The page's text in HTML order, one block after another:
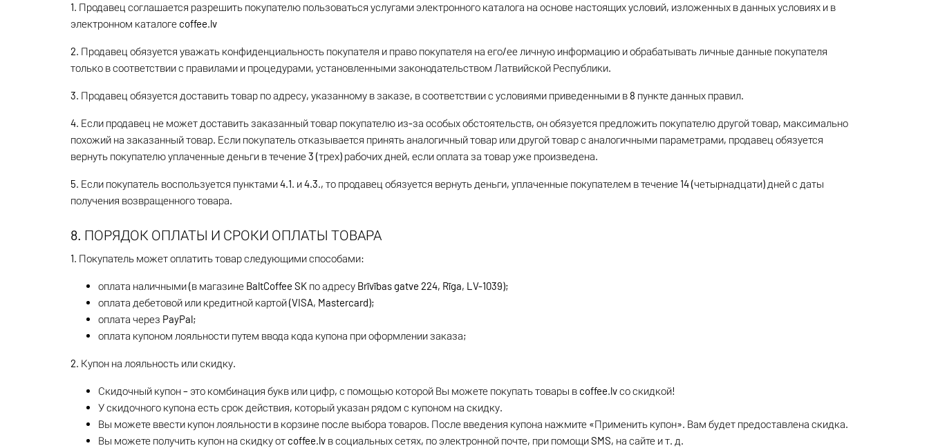
1. Продавец соглашается разрешить покупателю пользоваться услугами электронного каталога на основе настоящих условий, изложенных в данных условиях и в
электронном каталоге coffee.lv
2. Продавец обязуется уважать конфиденциальность покупателя и право покупателя на его/ее личную информацию и обрабатывать личные данные покупателя
только в соответствии с правилами и процедурами, установленными законодательством Латвийской Республики.
3. Продавец обязуется доставить товар по адресу, указанному в заказе, в соответствии с условиями приведенными в 8 пункте данных правил.
4. Если продавец не может доставить заказанный товар покупателю из-за особых обстоятельств, он обязуется предложить покупателю другой товар, максимально
похожий на заказанный товар. Если покупатель отказывается принять аналогичный товар или другой товар с аналогичными параметрами, продавец обязуется
вернуть покупателю уплаченные деньги в течение 3 (трех) рабочих дней, если оплата за товар уже произведена.
5. Если покупатель воспользуется пунктами 4.1. и 4.3., то продавец обязуется вернуть деньги, уплаченные покупателем в течение 14 (четырнадцати) дней с даты
получения возвращенного товара.
8. ПОРЯДОК ОПЛАТЫ И СРОКИ ОПЛАТЫ ТОВАРА
1. Покупатель может оплатить товар следующими способами:
оплата наличными (в магазине BaltCoffee SK по адресу Brīvības gatve 224, Rīga, LV-1039);
оплата дебетовой или кредитной картой (VISA, Mastercard);
оплата через PayPal;
оплата купоном лояльности путем ввода кода купона при оформлении заказа;
2. Купон на лояльность или скидку.
Скидочный купон – это комбинация букв или цифр, с помощью которой Вы можете покупать товары в coffee.lv со скидкой!
У скидочного купона есть срок действия, который указан рядом с купоном на скидку.
Вы можете ввести купон лояльности в корзине после выбора товаров. После введения купона нажмите «Применить купон». Вам будет предоставлена скидка.
Вы можете получить купон на скидку от coffee.lv в социальных сетях, по электронной почте, при помощи SMS, на сайте и т. д.